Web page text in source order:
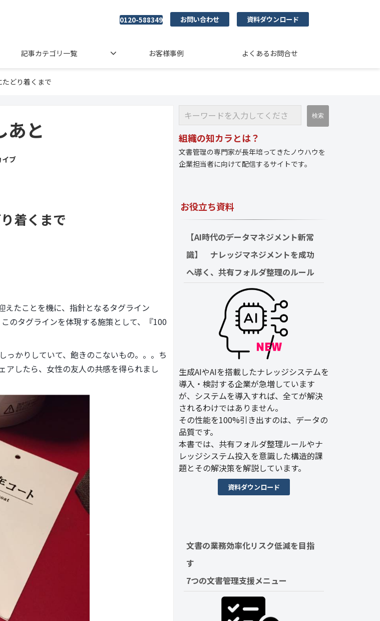
0120-588349 お問い合わせ 資料ダウンロード
記事カテゴリ一覧 お客様事例 よくあるお問合せ
たどり着くまで
あと
ブ
着くまで
えたことを機に、指針となるタグライン
のタグラインを体現する施策として、『100
っかりしていて、飽きのこないもの。。。ち
アしたら、女性の友人の共感を得られまし
組織の知カラとは？
文書管理の専門家が長年培ってきたノウハウを
企業担当者に向けて配信するサイトです。
お役立ち資料
【AI時代のデータマネジメント新常
識】　ナレッジマネジメントを成功
へ導く、共有フォルダ整理のルール
生成AIやAIを搭載したナレッジシステムを
導入・検討する企業が急増しています
が、システムを導入すれば、全てが解決
されるわけではありません。
その性能を100%引き出すのは、データの
品質です。
本書では、共有フォルダ整理ルールやナ
レッジシステム投入を意識した構造的課
題とその解決策を解説しています。
資料ダウンロード
文書の業務効率化リスク低減を目指
す
7つの文書管理支援メニュー